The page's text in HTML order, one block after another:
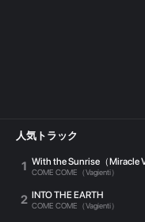
人気トラック
1 COME COME（Vagienti）
2 INTO THE EARTH
COME COME（Vagienti）